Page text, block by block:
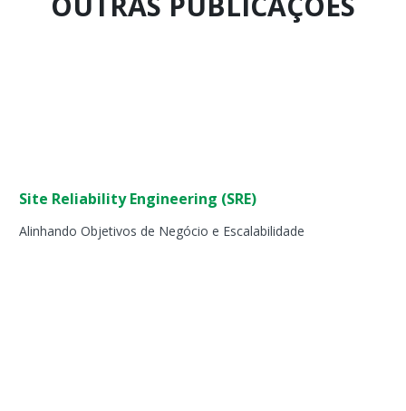
Site Reliability Engineering (SRE)
Alinhando Objetivos de Negócio e Escalabilidade